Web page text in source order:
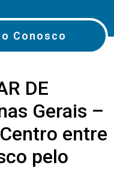
Conosco
DE
Gerais –
entre
pelo